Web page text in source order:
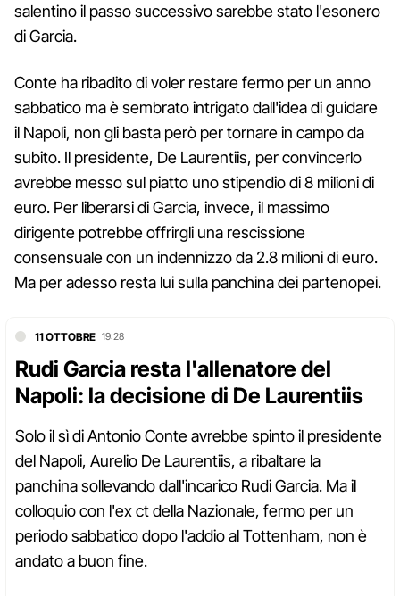
salentino il passo successivo sarebbe stato l'esonero
di Garcia.
Conte ha ribadito di voler restare fermo per un anno
sabbatico ma è sembrato intrigato dall'idea di guidare
il Napoli, non gli basta però per tornare in campo da
subito. Il presidente, De Laurentiis, per convincerlo
avrebbe messo sul piatto uno stipendio di 8 milioni di
euro. Per liberarsi di Garcia, invece, il massimo
dirigente potrebbe offrirgli una rescissione
consensuale con un indennizzo da 2.8 milioni di euro.
Ma per adesso resta lui sulla panchina dei partenopei.
11 OTTOBRE 19:28
Rudi Garcia resta l'allenatore del
Napoli: la decisione di De Laurentiis
Solo il sì di Antonio Conte avrebbe spinto il presidente
del Napoli, Aurelio De Laurentiis, a ribaltare la
panchina sollevando dall'incarico Rudi Garcia. Ma il
colloquio con l'ex ct della Nazionale, fermo per un
periodo sabbatico dopo l'addio al Tottenham, non è
andato a buon fine.